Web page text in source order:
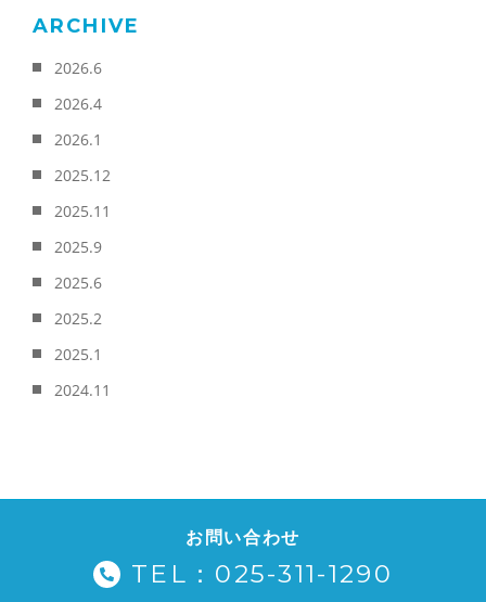
ARCHIVE
2026.6
2026.4
2026.1
2025.12
2025.11
2025.9
2025.6
2025.2
2025.1
2024.11
お問い合わせ
TEL：025-311-1290